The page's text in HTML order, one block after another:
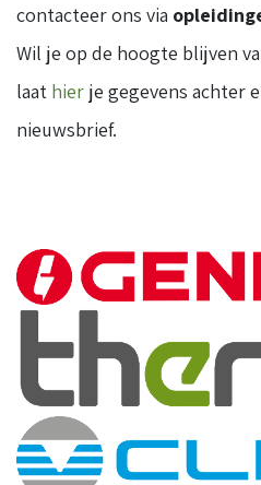
contacteer ons via
Wil je op de hoogte blijven
laat hier je gegevens achter
nieuwsbrief.